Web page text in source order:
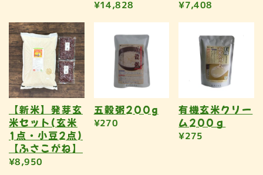
¥14,828 ¥7,408
【新米】発芽玄
米セット(玄米
1点・小豆2点)
【ふさこがね】
¥8,950
五穀粥200g
¥270
有機玄米クリー
ム200ｇ
¥275